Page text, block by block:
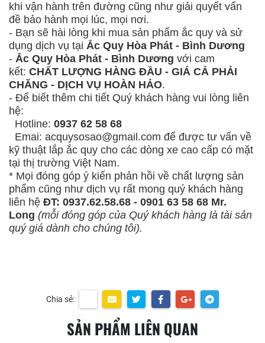
khi vận hành trên đường cũng như giải quyết vấn
đề bảo hành mọi lúc, mọi nơi.
- Bạn sẽ hài lòng khi mua sản phẩm ắc quy và sử
dụng dịch vụ tại Ắc Quy Hòa Phát - Bình Dương
- Ắc Quy Hòa Phát - Bình Dương với cam
kết: CHẤT LƯỢNG HÀNG ĐẦU - GIÁ CẢ PHẢI
CHĂNG - DỊCH VỤ HOÀN HẢO.
- Để biết thêm chi tiết Quý khách hàng vui lòng liên
hệ:
Hotline: 0937 62 58 68
Emai: acquysosao@gmail.com để được tư vấn về
kỹ thuật lắp ắc quy cho các dòng xe cao cấp có mặt
tại thị trường Việt Nam.
* Mọi đóng góp ý kiến phản hồi về chất lượng sản
phẩm cũng như dịch vụ rất mong quý khách hàng
liên hệ ĐT: 0937.62.58.68 - 0901 63 58 68 Mr.
Long (mỗi đóng góp của Quý khách hàng là tài sản
quý giá dành cho chúng tôi).
Chia sẻ:
SẢN PHẨM LIÊN QUAN